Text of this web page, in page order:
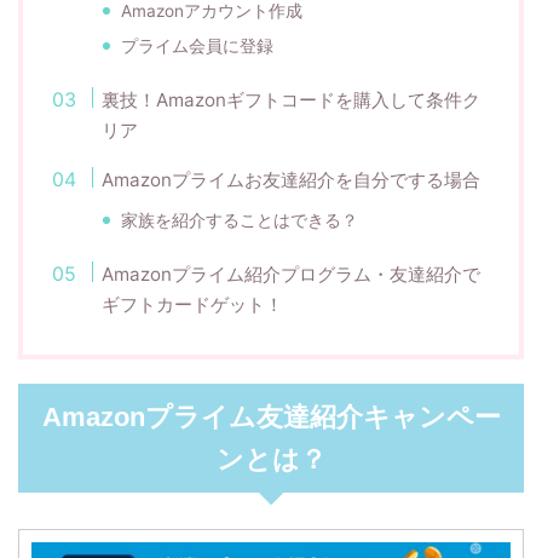
Amazonアカウント作成
プライム会員に登録
裏技！Amazonギフトコードを購入して条件ク
リア
Amazonプライムお友達紹介を自分でする場合
家族を紹介することはできる？
Amazonプライム紹介プログラム・友達紹介で
ギフトカードゲット！
Amazonプライム友達紹介キャンペー
ンとは？